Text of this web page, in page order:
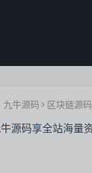
九牛源码 区块链源码